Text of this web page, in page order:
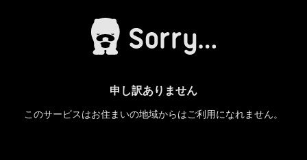
申し訳ありません
このサービスはお住まいの地域からはご利用になれません。